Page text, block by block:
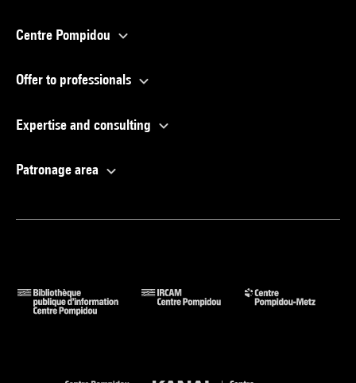
Centre Pompidou
Offer to professionals
Expertise and consulting
Patronage area